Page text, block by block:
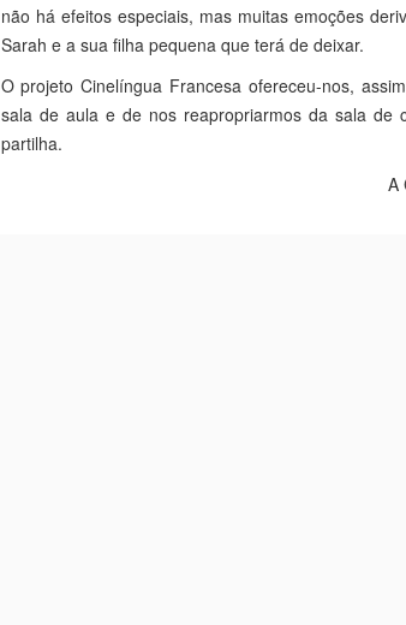
não há efeitos especiais, mas muitas emoções
Sarah e a sua filha pequena que terá de deixar.
O projeto Cinelíngua Francesa ofereceu-nos,
sala de aula e de nos reapropriarmos da sala de
partilha.
A